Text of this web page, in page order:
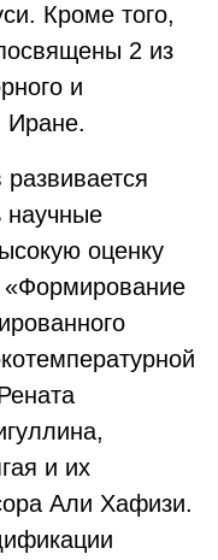
Кроме того,
2 из
и
Иране.
научные
оценку
«Формирование
и их
Али Хафизи.